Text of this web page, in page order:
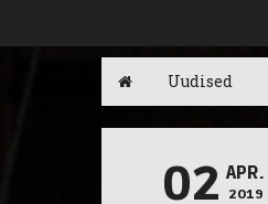
Uudised
02 APR.
2019